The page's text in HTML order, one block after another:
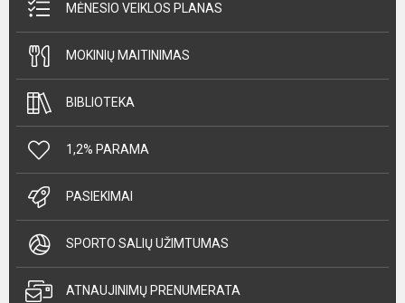
MĖNESIO VEIKLOS PLANAS
MOKINIŲ MAITINIMAS
BIBLIOTEKA
1,2% PARAMA
PASIEKIMAI
SPORTO SALIŲ UŽIMTUMAS
ATNAUJINIMŲ PRENUMERATA